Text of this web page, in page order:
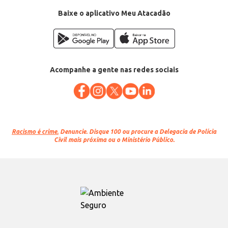
Baixe o aplicativo Meu Atacadão
Acompanhe a gente nas redes sociais
Racismo é crime. Denuncie. Disque 100 ou procure a Delegacia de Polícia
Civil mais próxima ou o Ministério Público.